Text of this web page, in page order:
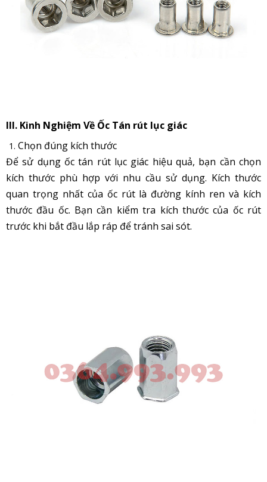
III. Kinh Nghiệm Về Ốc Tán rút lục giác
Chọn đúng kích thước
Để sử dụng ốc tán rút lục giác hiệu quả, bạn cần chọn
kích thước phù hợp với nhu cầu sử dụng. Kích thước
quan trọng nhất của ốc rút là đường kính ren và kích
thước đầu ốc. Bạn cần kiểm tra kích thước của ốc rút
trước khi bắt đầu lắp ráp để tránh sai sót.